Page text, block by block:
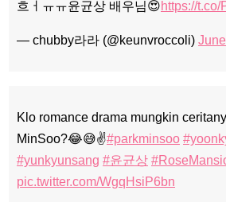
흐ㅓㅠㅠ윤균상 배우님😍https://t.co/
— chubby라라 (@keunvroccoli)
Klo romance drama mungkin
MinSoo?😂😅✌️#parkminsoo
#yunkyunsang #윤균상
pic.twitter.com/WgqHsiP6bn